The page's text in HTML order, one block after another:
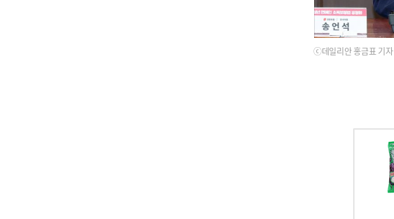
ⓒ데일리안 홍금표 기자